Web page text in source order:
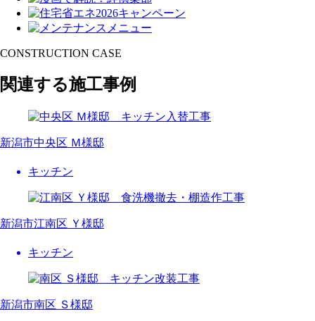
CONSTRUCTION CASE
関連する施工事例
新潟市中央区 Ｍ様邸
キッチン
新潟市江南区 Ｙ様邸
キッチン
新潟市南区 Ｓ様邸